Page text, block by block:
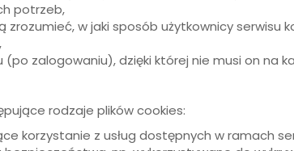
potrzeb,
w jaki sposób użytkownicy serwisu
(po zalogowaniu), dzięki której nie musi on na
rodzaje plików cookies:
korzystanie z usług dostępnych w ramach